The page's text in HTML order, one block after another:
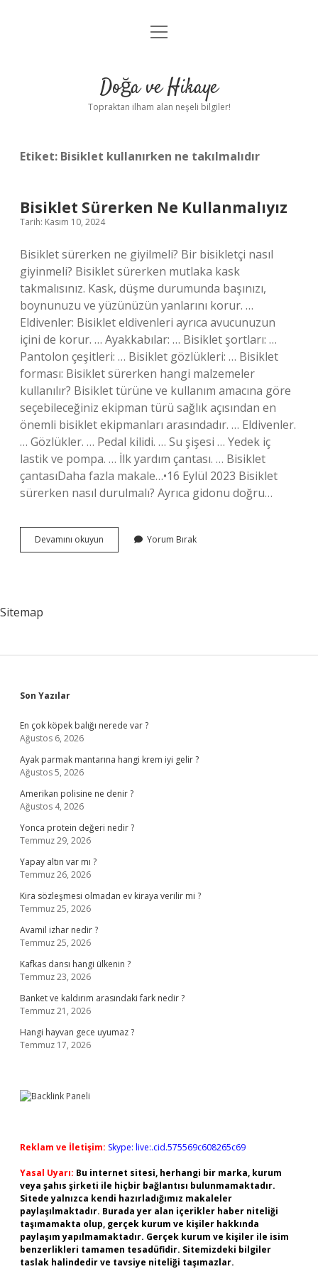
Anasayfa
Yasal Uyarı
menüyü
Doğa ve Hikaye
Topraktan ilham alan neşeli bilgiler!
Etiket: Bisiklet kullanırken ne takılmalıdır
Bisiklet Sürerken Ne Kullanmalıyız
Tarih: Kasım 10, 2024
Bisiklet sürerken ne giyilmeli? Bir bisikletçi nasıl
giyinmeli? Bisiklet sürerken mutlaka kask
takmalısınız. Kask, düşme durumunda başınızı,
boynunuzu ve yüzünüzün yanlarını korur. …
Eldivenler: Bisiklet eldivenleri ayrıca avucunuzun
içini de korur. … Ayakkabılar: … Bisiklet şortları: …
Pantolon çeşitleri: … Bisiklet gözlükleri: … Bisiklet
forması: Bisiklet sürerken hangi malzemeler
kullanılır? Bisiklet türüne ve kullanım amacına göre
seçebileceğiniz ekipman türü sağlık açısından en
önemli bisiklet ekipmanları arasındadır. … Eldivenler.
… Gözlükler. … Pedal kilidi. … Su şişesi … Yedek iç
lastik ve pompa. … İlk yardım çantası. … Bisiklet
çantasıDaha fazla makale…•16 Eylül 2023 Bisiklet
sürerken nasıl durulmalı? Ayrıca gidonu doğru…
Devamını okuyun
Sürerken
Yorum Bırak
Sitemap
Sidebar
Son Yazılar
En çok köpek balığı nerede var ?
Ağustos 6, 2026
Ayak parmak mantarına hangi krem iyi gelir ?
Ağustos 5, 2026
Amerikan polisine ne denir ?
Ağustos 4, 2026
Yonca protein değeri nedir ?
Temmuz 29, 2026
Yapay altın var mı ?
Temmuz 26, 2026
Kira sözleşmesi olmadan ev kiraya verilir mi ?
Temmuz 25, 2026
Avamil izhar nedir ?
Temmuz 25, 2026
Kafkas dansı hangi ülkenin ?
Temmuz 23, 2026
Banket ve kaldırım arasındaki fark nedir ?
Temmuz 21, 2026
Hangi hayvan gece uyumaz ?
Temmuz 17, 2026
Reklam ve İletişim: Skype: live:.cid.575569c608265c69
Yasal Uyarı: Bu internet sitesi, herhangi bir marka, kurum
veya şahıs şirketi ile hiçbir bağlantısı bulunmamaktadır.
Sitede yalnızca kendi hazırladığımız makaleler
paylaşılmaktadır. Burada yer alan içerikler haber niteliği
taşımamakta olup, gerçek kurum ve kişiler hakkında
paylaşım yapılmamaktadır. Gerçek kurum ve kişiler ile isim
benzerlikleri tamamen tesadüfidir. Sitemizdeki bilgiler
taslak halindedir ve tavsiye niteliği taşımazlar.